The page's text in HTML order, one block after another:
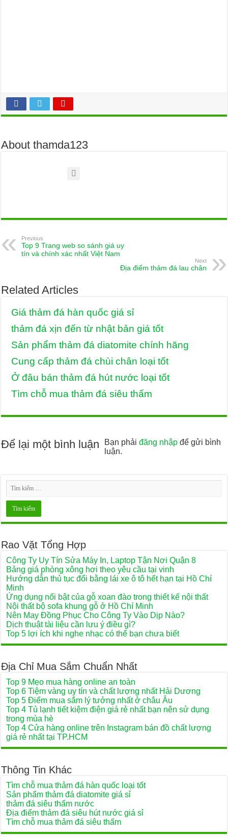
About thamda123
Previous
Top 9 Trang web so sánh giá uy
tín và chính xác nhất Việt Nam
Next
Địa điểm thảm đá lau chân
Related Articles
Giá thảm đá hàn quốc giá sỉ
thảm đá xịn đến từ nhật bản giá tốt
Sản phẩm thảm đá diatomite chính hãng
Cung cấp thảm đá chùi chân loại tốt
Ở đâu bán thảm đá hút nước loại tốt
Tìm chỗ mua thảm đá siêu thấm
Để lại một bình luận Bạn phảiđăng nhập để gửi bình
luận.
Rao Vặt Tổng Hợp
Công Ty Uy Tín Sửa Máy In, Laptop Tận Nơi Quận 8
Bảng giá phòng xông hơi theo yêu cầu tại vinh
Hướng dẫn thủ tục đổi bằng lái xe ô tô hết hạn tại Hồ Chí
Minh
Ứng dụng nổi bật của gỗ xoan đào trong thiết kế nội thất
Nội thất bộ sofa khung gỗ ở Hồ Chí Minh
Nên May Đồng Phục Cho Công Ty Vào Dịp Nào?
Dịch thuật tài liệu cần lưu ý điều gì?
Top 5 lợi ích khi nghe nhạc có thể bạn chưa biết
Địa Chỉ Mua Sắm Chuẩn Nhất
Top 9 Mẹo mua hàng online an toàn
Top 6 Tiệm vàng uy tín và chất lượng nhất Hải Dương
Top 5 Điểm mua sắm lý tưởng nhất ở châu Âu
Top 4 Tủ lạnh tiết kiệm điện giá rẻ nhất bạn nên sử dụng
trong mùa hè
Top 4 Cửa hàng online trên Instagram bán đồ chất lượng
giá rẻ nhất tại TP.HCM
Thông Tin Khác
Tìm chỗ mua thảm đá hàn quốc loại tốt
Sản phẩm thảm đá diatomite giá sỉ
thảm đá siêu thấm nước
Địa điểm thảm đá siêu hút nước giá sỉ
Tìm chỗ mua thảm đá siêu thấm